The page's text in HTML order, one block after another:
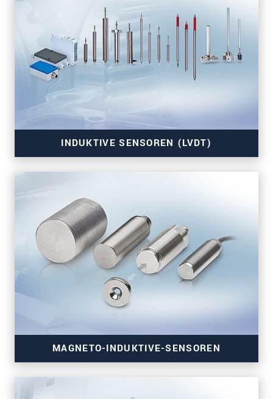
INDUKTIVE SENSOREN (LVDT)
MAGNETO-INDUKTIVE-SENSOREN